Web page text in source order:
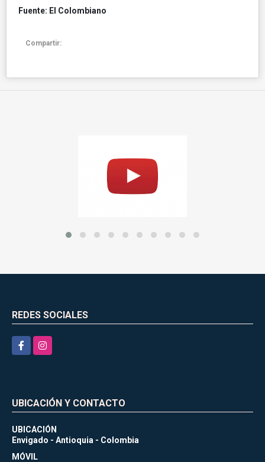
Fuente: El Colombiano
Compartir:
REDES SOCIALES
FacebookInstagram
UBICACIÓN Y CONTACTO
UBICACIÓN
Envigado - Antioquia - Colombia
MÓVIL